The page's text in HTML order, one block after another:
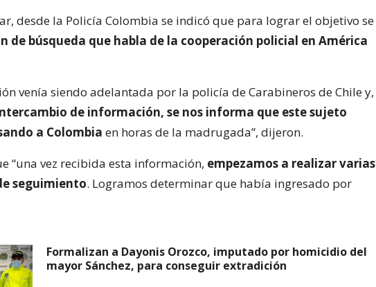
desde la Policía Colombia se indicó que para lograr el objetivo se
de búsqueda que habla de la cooperación policial en América
venía siendo adelantada por la policía de Carabineros de Chile y,
de información, se nos informa que este sujeto
a Colombia en horas de la madrugada”, dijeron.
“una vez recibida esta información, empezamos a realizar varias
seguimiento. Logramos determinar que había ingresado por
Formalizan a Dayonis Orozco, imputado por homicidio del
mayor Sánchez, para conseguir extradición